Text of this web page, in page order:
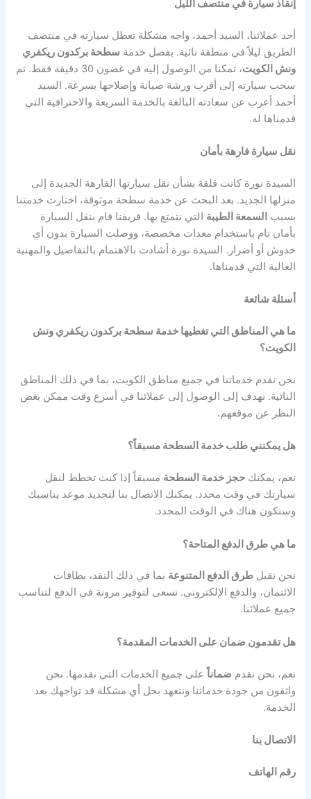
إنقاذ سيارة في منتصف الليل
أحد عملائنا، السيد أحمد، واجه مشكلة تعطل سيارته في منتصف
الطريق ليلاً في منطقة نائية. بفضل خدمة سطحة بركدون ريكفري
ونش الكويت
، تمكنا من الوصول إليه في غضون 30 دقيقة فقط. تم
سحب سيارته إلى أقرب ورشة صيانة وإصلاحها بسرعة. السيد
أحمد أعرب عن سعادته البالغة بالخدمة السريعة والاحترافية التي
قدمناها له.
نقل سيارة فارهة بأمان
السيدة نورة كانت قلقة بشأن نقل سيارتها الفارهة الجديدة إلى
منزلها الجديد. بعد البحث عن خدمة سطحة موثوقة، اختارت خدمتنا
بسبب السمعة الطيبة التي نتمتع بها. فريقنا قام بنقل السيارة
بأمان تام باستخدام معدات مخصصة، ووصلت السيارة بدون أي
خدوش أو أضرار. السيدة نورة أشادت بالاهتمام بالتفاصيل والمهنية
العالية التي قدمناها.
أسئلة شائعة
ما هي المناطق التي تغطيها خدمة سطحة بركدون ريكفري ونش
الكويت؟
نحن نقدم خدماتنا في جميع مناطق الكويت، بما في ذلك المناطق
النائية. نهدف إلى الوصول إلى عملائنا في أسرع وقت ممكن بغض
النظر عن موقعهم.
هل يمكنني طلب خدمة السطحة مسبقاً؟
نعم، يمكنكحجز خدمة السطحة مسبقاً إذا كنت تخطط لنقل
سيارتك في وقت محدد. يمكنك الاتصال بنا لتحديد موعد يناسبك
وسنكون هناك في الوقت المحدد.
ما هي طرق الدفع المتاحة؟
نحن نقبلطرق الدفع المتنوعة بما في ذلك النقد، بطاقات
الائتمان، والدفع الإلكتروني. نسعى لتوفير مرونة في الدفع لتناسب
جميع عملائنا.
هل تقدمون ضمان على الخدمات المقدمة؟
نعم، نحن نقدم ضماناً على جميع الخدمات التي نقدمها. نحن
واثقون من جودة خدماتنا ونتعهد بحل أي مشكلة قد تواجهك بعد
الخدمة.
الاتصال بنا
رقم الهاتف